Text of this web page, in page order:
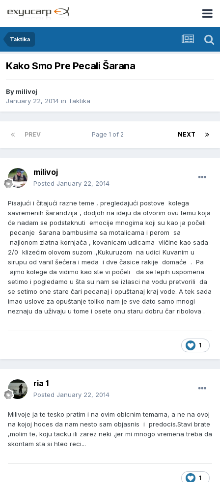
Taktika
Kako Smo Pre Pecali Šarana
By milivoj
January 22, 2014 in Taktika
PREV NEXT
Page 1 of 2
milivoj
Posted January 22, 2014
Pisajući i čitajući razne teme , pregledajući postove kolega
savremenih šarandzija , dodjoh na ideju da otvorim ovu temu koja
će nadam se podstaknuti emocije mnogima koji su kao ja počeli
pecanje šarana bambusima sa motalicama i perom sa
najlonom zlatna kornjača , kovanicam udicama vličine kao sada
2/0 klizećim olovom suzom .,Kukuruzom na udici Kuvanim u
sirupu od vanil šećera i meda i dve časice rakije domaće . Pa
ajmo kolege da vidimo kao ste vi počeli da se lepih uspomena
setimo i pogledamo u šta su nam se izlasci na vodu pretvorili da
se setimo one stare čari pecanaj i opuštanaj kraj vode. A tek sada
imao uslove za opuštanje toliko nam je sve dato samo mnogi
neznaju da uživaju u tome i osete onu staru dobru čar ribolova .
1
ria 1
Posted January 22, 2014
Milivoje ja te tesko pratim i na ovim obicnim temama, a ne na ovoj
na kojoj hoces da nam nesto sam objasnis i predocis.Stavi brate
,molim te, koju tacku ili zarez neki ,jer mi mnogo vremena treba da
skontam sta si hteo reci...
1